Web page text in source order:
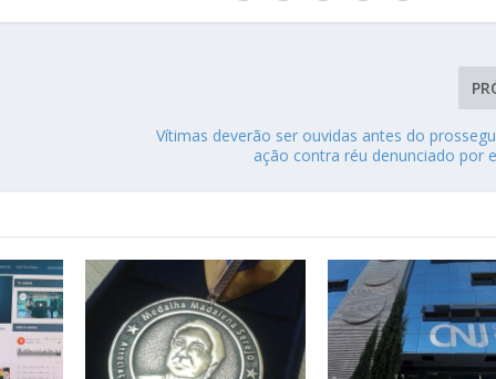
Vítimas deverão ser ouvidas antes do
ação contra réu denunciado por